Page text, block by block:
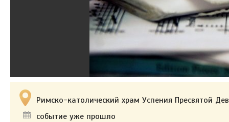
Римско-католический храм Успения Пресвятой
событие уже прошло